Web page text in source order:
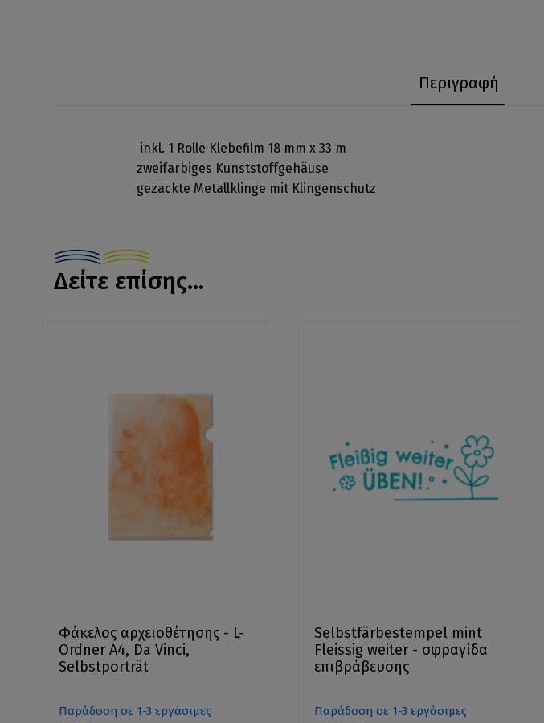
Περιγραφή
inkl. 1 Rolle Klebefilm 18 mm x 33 m
zweifarbiges Kunststoffgehäuse
gezackte Metallklinge mit Klingenschutz
Δείτε επίσης...
Φάκελος αρχειοθέτησης - L-
Ordner A4, Da Vinci,
Selbstporträt
Παράδοση σε 1-3 εργάσιμες
Selbstfärbestempel mint
Fleissig weiter - σφραγίδα
επιβράβευσης
Παράδοση σε 1-3 εργάσιμες